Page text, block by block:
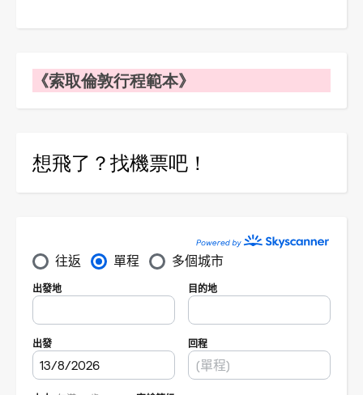
《索取倫敦行程範本》
想飛了？找機票吧！